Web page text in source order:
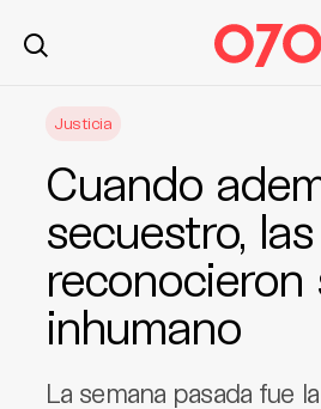
Justicia
Cuando
secuestro,
inhumano
La semana pasada fue